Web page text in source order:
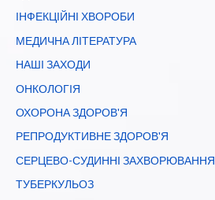
ІНФЕКЦІЙНІ ХВОРОБИ
МЕДИЧНА ЛІТЕРАТУРА
НАШІ ЗАХОДИ
ОНКОЛОГІЯ
ОХОРОНА ЗДОРОВ'Я
РЕПРОДУКТИВНЕ ЗДОРОВ'Я
СЕРЦЕВО-СУДИННІ ЗАХВОРЮВАННЯ
ТУБЕРКУЛЬОЗ